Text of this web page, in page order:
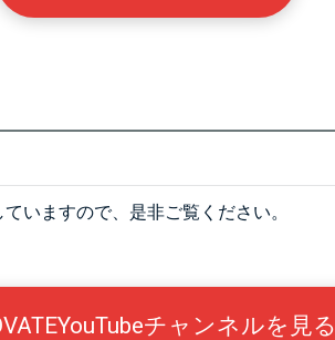
いますので、是非ご覧ください。
チャンネルを見る